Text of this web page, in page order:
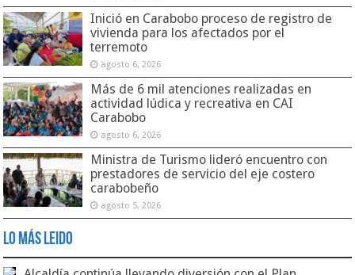
Inició en Carabobo proceso de registro de
vivienda para los afectados por el
terremoto
agosto 6, 2026
Más de 6 mil atenciones realizadas en
actividad lúdica y recreativa en CAI
Carabobo
agosto 6, 2026
Ministra de Turismo lideró encuentro con
prestadores de servicio del eje costero
carabobeño
agosto 5, 2026
Lo Más Leido